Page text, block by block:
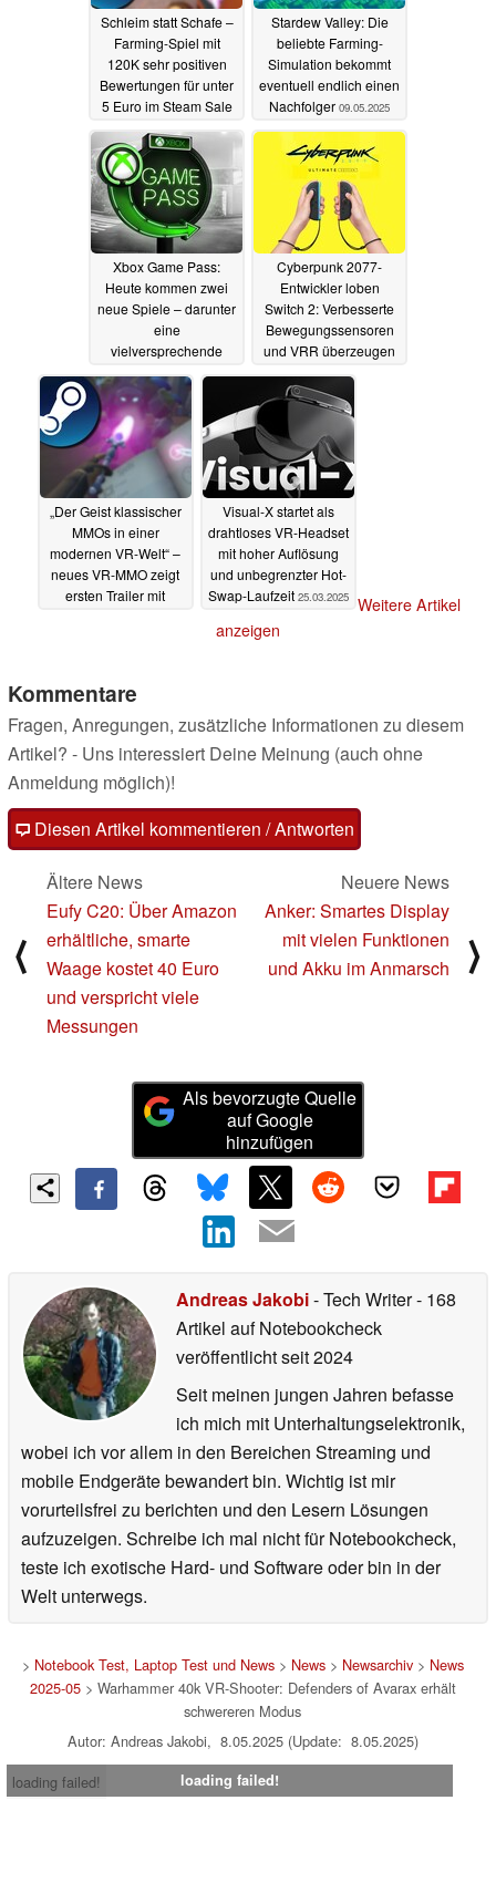
Schleim statt Schafe –
Farming-Spiel mit
120K sehr positiven
Bewertungen für unter
5 Euro im Steam Sale
09.05.2025
Stardew Valley: Die
beliebte Farming-
Simulation bekommt
eventuell endlich einen
Nachfolger 09.05.2025
Xbox Game Pass:
Heute kommen zwei
neue Spiele – darunter
eine
vielversprechende
Neuveröffentlichung
08.05.2025
Cyberpunk 2077-
Entwickler loben
Switch 2: Verbesserte
Bewegungssensoren
und VRR überzeugen
30.04.2025
„Der Geist klassischer
MMOs in einer
modernen VR-Welt“ –
neues VR-MMO zeigt
ersten Trailer mit
Visual-X startet als
drahtloses VR-Headset
mit hoher Auflösung
und unbegrenzter Hot-
Swap-Laufzeit 25.03.2025
Weitere Artikel
anzeigen
Kommentare
Fragen, Anregungen, zusätzliche Informationen zu diesem
Artikel? - Uns interessiert Deine Meinung (auch ohne
Anmeldung möglich)!
Diesen Artikel kommentieren / Antworten
⟨
Ältere News
Eufy C20: Über Amazon
erhältliche, smarte
Waage kostet 40 Euro
und verspricht viele
Messungen
Neuere News
Anker: Smartes Display
mit vielen Funktionen
und Akku im Anmarsch
⟩
Als bevorzugte Quelle
auf Google
hinzufügen
Andreas Jakobi- Tech Writer- 168
Artikel auf Notebookcheck
veröffentlichtseit 2024
Seit meinen jungen Jahren befasse
ich mich mit Unterhaltungselektronik,
wobei ich vor allem in den Bereichen Streaming und
mobile Endgeräte bewandert bin. Wichtig ist mir
vorurteilsfrei zu berichten und den Lesern Lösungen
aufzuzeigen. Schreibe ich mal nicht für Notebookcheck,
teste ich exotische Hard- und Software oder bin in der
Welt unterwegs.
> Notebook Test, Laptop Test und News> News> Newsarchiv> News
2025-05> Warhammer 40k VR-Shooter: Defenders of Avarax erhält
schwereren Modus
Autor: Andreas Jakobi, 8.05.2025 (Update: 8.05.2025)
loading failed!
loading failed!